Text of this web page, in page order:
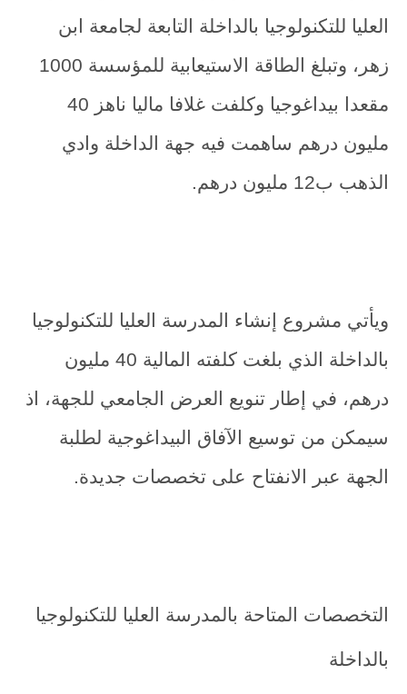
العليا للتكنولوجيا بالداخلة التابعة لجامعة ابن
زهر، وتبلغ الطاقة الاستيعابية للمؤسسة 1000
مقعدا بيداغوجيا وكلفت غلافا ماليا ناهز 40
مليون درهم ساهمت فيه جهة الداخلة وادي
الذهب ب12 مليون درهم.
ويأتي مشروع إنشاء المدرسة العليا للتكنولوجيا
بالداخلة الذي بلغت كلفته المالية 40 مليون
درهم، في إطار تنويع العرض الجامعي للجهة، اذ
سيمكن من توسيع الآفاق البيداغوجية لطلبة
الجهة عبر الانفتاح على تخصصات جديدة.
التخصصات المتاحة بالمدرسة العليا للتكنولوجيا
بالداخلة